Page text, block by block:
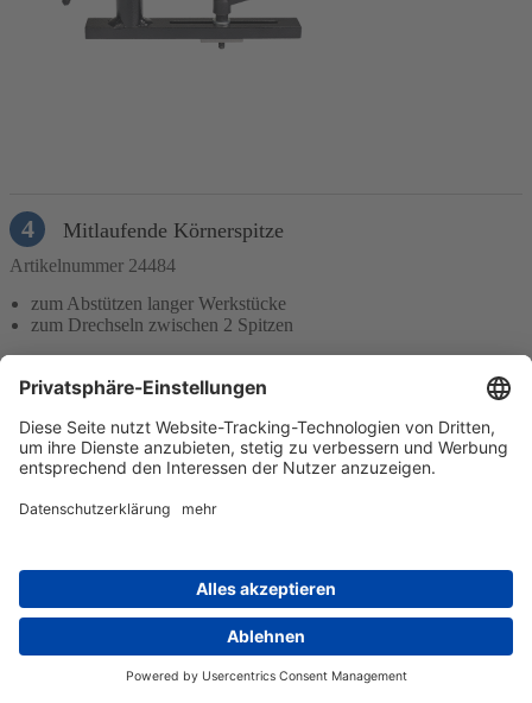
4 Mitlaufende Körnerspitze
Artikelnummer 24484
zum Abstützen langer Werkstücke
zum Drechseln zwischen 2 Spitzen
In den Warenkorb